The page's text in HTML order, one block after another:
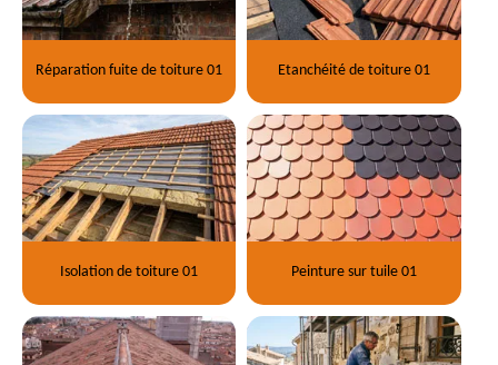
Réparation fuite de toiture 01 Etanchéité de toiture 01
Isolation de toiture 01 Peinture sur tuile 01